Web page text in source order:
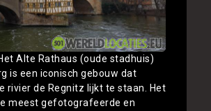
Alte Rathaus (oude stadhuis)
is een iconisch gebouw dat
rivier de Regnitz lijkt te staan. Het
meest gefotografeerde en